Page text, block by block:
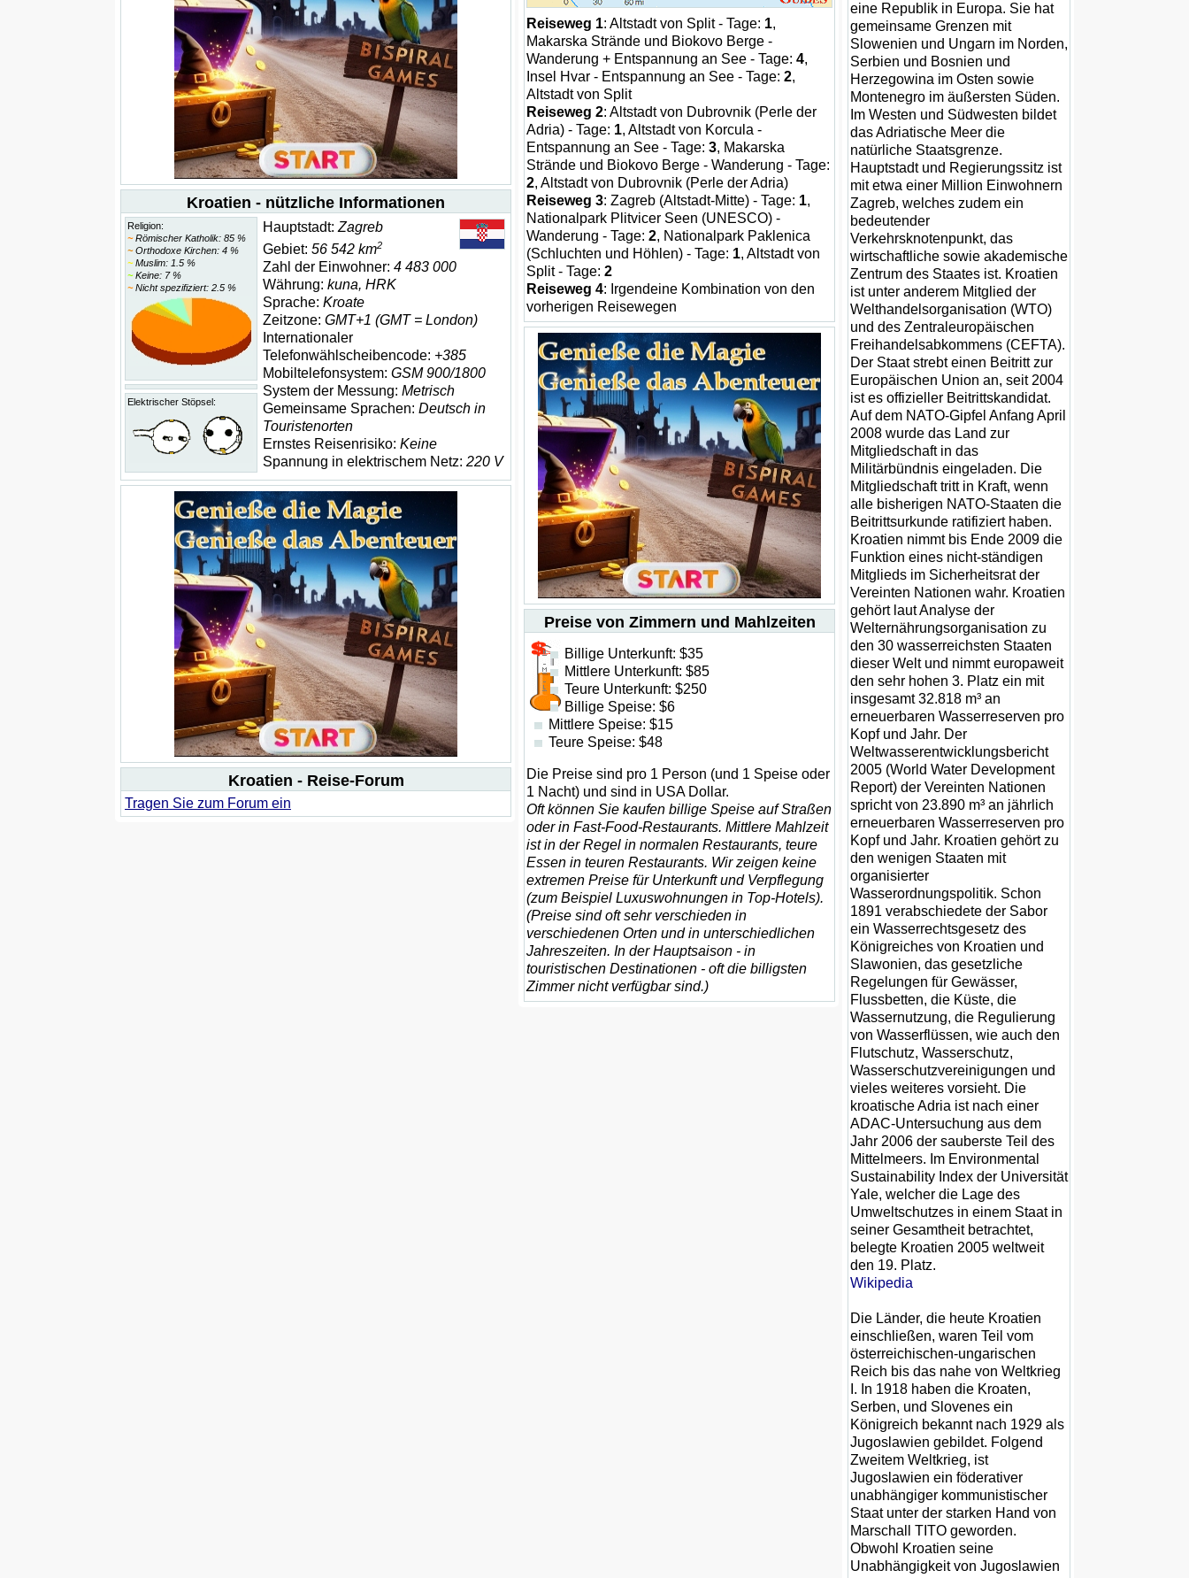
Kroatien - nützliche Informationen
Religion:
~Römischer Katholik: 85 %
~Orthodoxe Kirchen: 4 %
~Muslim: 1.5 %
~Keine: 7 %
~Nicht spezifiziert: 2.5 %
Hauptstadt: Zagreb
Gebiet: 56 542 km2
Zahl der Einwohner: 4 483 000
Währung: kuna, HRK
Sprache: Kroate
Zeitzone: GMT+1 (GMT = London)
Internationaler
Telefonwählscheibencode: +385
Mobiltelefonsystem: GSM 900/1800
System der Messung: Metrisch
Gemeinsame Sprachen: Deutsch in
Touristenorten
Ernstes Reisenrisiko: Keine
Spannung in elektrischem Netz: 220 V
Elektrischer Stöpsel:
Kroatien - Reise-Forum
Tragen Sie zum Forum ein
Reiseweg 1: Altstadt von Split - Tage: 1,
Makarska Strände und Biokovo Berge -
Wanderung + Entspannung an See - Tage: 4,
Insel Hvar - Entspannung an See - Tage: 2,
Altstadt von Split
Reiseweg 2: Altstadt von Dubrovnik (Perle der
Adria) - Tage: 1, Altstadt von Korcula -
Entspannung an See - Tage: 3, Makarska
Strände und Biokovo Berge - Wanderung - Tage:
2, Altstadt von Dubrovnik (Perle der Adria)
Reiseweg 3: Zagreb (Altstadt-Mitte) - Tage: 1,
Nationalpark Plitvicer Seen (UNESCO) -
Wanderung - Tage: 2, Nationalpark Paklenica
(Schluchten und Höhlen) - Tage: 1, Altstadt von
Split - Tage: 2
Reiseweg 4: Irgendeine Kombination von den
vorherigen Reisewegen
Preise von Zimmern und Mahlzeiten
Billige Unterkunft: $35
Mittlere Unterkunft: $85
Teure Unterkunft: $250
Billige Speise: $6
Mittlere Speise: $15
Teure Speise: $48
Die Preise sind pro 1 Person (und 1 Speise oder
1 Nacht) und sind in USA Dollar.
Oft können Sie kaufen billige Speise auf Straßen
oder in Fast-Food-Restaurants. Mittlere Mahlzeit
ist in der Regel in normalen Restaurants, teure
Essen in teuren Restaurants. Wir zeigen keine
extremen Preise für Unterkunft und Verpflegung
(zum Beispiel Luxuswohnungen in Top-Hotels).
(Preise sind oft sehr verschieden in
verschiedenen Orten und in unterschiedlichen
Jahreszeiten. In der Hauptsaison - in
touristischen Destinationen - oft die billigsten
Zimmer nicht verfügbar sind.)
eine Republik in Europa. Sie hat
gemeinsame Grenzen mit
Slowenien und Ungarn im Norden,
Serbien und Bosnien und
Herzegowina im Osten sowie
Montenegro im äußersten Süden.
Im Westen und Südwesten bildet
das Adriatische Meer die
natürliche Staatsgrenze.
Hauptstadt und Regierungssitz ist
mit etwa einer Million Einwohnern
Zagreb, welches zudem ein
bedeutender
Verkehrsknotenpunkt, das
wirtschaftliche sowie akademische
Zentrum des Staates ist. Kroatien
ist unter anderem Mitglied der
Welthandelsorganisation (WTO)
und des Zentraleuropäischen
Freihandelsabkommens (CEFTA).
Der Staat strebt einen Beitritt zur
Europäischen Union an, seit 2004
ist es offizieller Beitrittskandidat.
Auf dem NATO-Gipfel Anfang April
2008 wurde das Land zur
Mitgliedschaft in das
Militärbündnis eingeladen. Die
Mitgliedschaft tritt in Kraft, wenn
alle bisherigen NATO-Staaten die
Beitrittsurkunde ratifiziert haben.
Kroatien nimmt bis Ende 2009 die
Funktion eines nicht-ständigen
Mitglieds im Sicherheitsrat der
Vereinten Nationen wahr. Kroatien
gehört laut Analyse der
Welternährungsorganisation zu
den 30 wasserreichsten Staaten
dieser Welt und nimmt europaweit
den sehr hohen 3. Platz ein mit
insgesamt 32.818 m³ an
erneuerbaren Wasserreserven pro
Kopf und Jahr. Der
Weltwasserentwicklungsbericht
2005 (World Water Development
Report) der Vereinten Nationen
spricht von 23.890 m³ an jährlich
erneuerbaren Wasserreserven pro
Kopf und Jahr. Kroatien gehört zu
den wenigen Staaten mit
organisierter
Wasserordnungspolitik. Schon
1891 verabschiedete der Sabor
ein Wasserrechtsgesetz des
Königreiches von Kroatien und
Slawonien, das gesetzliche
Regelungen für Gewässer,
Flussbetten, die Küste, die
Wassernutzung, die Regulierung
von Wasserflüssen, wie auch den
Flutschutz, Wasserschutz,
Wasserschutzvereinigungen und
vieles weiteres vorsieht. Die
kroatische Adria ist nach einer
ADAC-Untersuchung aus dem
Jahr 2006 der sauberste Teil des
Mittelmeers. Im Environmental
Sustainability Index der Universität
Yale, welcher die Lage des
Umweltschutzes in einem Staat in
seiner Gesamtheit betrachtet,
belegte Kroatien 2005 weltweit
den 19. Platz.
Wikipedia
Die Länder, die heute Kroatien
einschließen, waren Teil vom
österreichischen-ungarischen
Reich bis das nahe von Weltkrieg
I. In 1918 haben die Kroaten,
Serben, und Slovenes ein
Königreich bekannt nach 1929 als
Jugoslawien gebildet. Folgend
Zweitem Weltkrieg, ist
Jugoslawien ein föderativer
unabhängiger kommunistischer
Staat unter der starken Hand von
Marschall TITO geworden.
Obwohl Kroatien seine
Unabhängigkeit von Jugoslawien